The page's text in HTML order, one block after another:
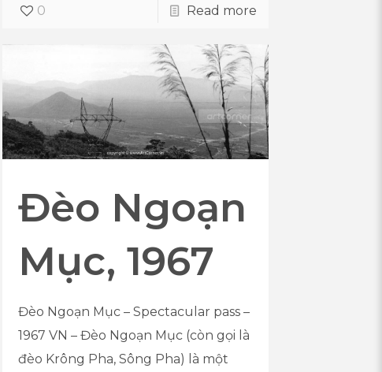
0 Read more
Đèo Ngoạn
Mục, 1967
Đèo Ngoạn Mục – Spectacular pass –
1967 VN – Đèo Ngoạn Mục (còn gọi là
đèo Krông Pha, Sông Pha) là một